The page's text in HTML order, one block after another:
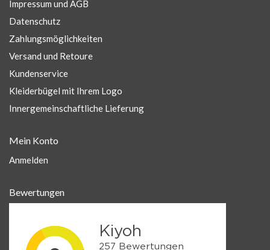
Impressum und AGB
Datenschutz
Zahlungsmöglichkeiten
Versand und Retoure
Kundenservice
Kleiderbügel mit Ihrem Logo
Innergemeinschaftliche Lieferung
Mein Konto
Anmelden
Bewertungen